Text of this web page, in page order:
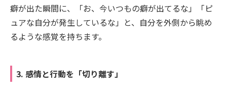
癖が出た瞬間に、「お、今いつもの癖が出てるな」「ピ
ュアな自分が発生しているな」と、自分を外側から眺め
るような感覚を持ちます。
3. 感情と行動を「切り離す」